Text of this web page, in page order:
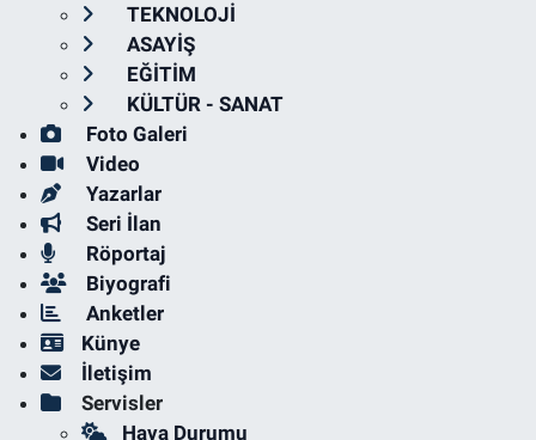
TEKNOLOJİ
ASAYİŞ
EĞİTİM
KÜLTÜR - SANAT
Foto Galeri
Video
Yazarlar
Seri İlan
Röportaj
Biyografi
Anketler
Künye
İletişim
Servisler
Hava Durumu